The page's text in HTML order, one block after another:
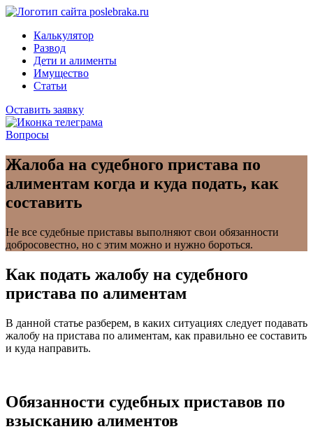
Калькулятор
Развод
Дети и алименты
Имущество
Статьи
Оставить заявку
Вопросы
Жалоба на судебного пристава по
алиментам когда и куда подать, как
составить
Не все судебные приставы выполняют свои обязанности
добросовестно, но с этим можно и нужно бороться.
Как подать жалобу на судебного
пристава по алиментам
В данной статье разберем, в каких ситуациях следует подавать
жалобу на пристава по алиментам, как правильно ее составить
и куда направить.
Обязанности судебных приставов по
взысканию алиментов